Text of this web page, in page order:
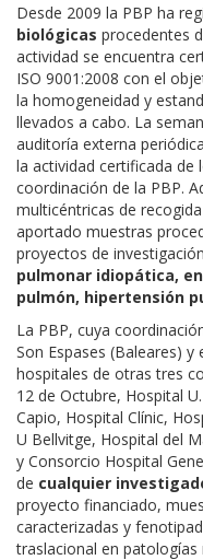
Desde 2009 la PBP ha
biológicas procedentes
actividad se encuentra
ISO 9001:2008 con el
la homogeneidad y
llevados a cabo. La
auditoría externa
la actividad certificada de
coordinación de la PBP.
multicéntricas de
aportado muestras
proyectos de
pulmonar idiopática,
pulmón, hipertensión
La PBP, cuya
Son Espases (Baleares)
hospitales de otras tres
12 de Octubre, Hospital
Capio, Hospital Clínic,
U Bellvitge, Hospital del
y Consorcio Hospital
de cualquier
proyecto financiado,
caracterizadas y
traslacional en